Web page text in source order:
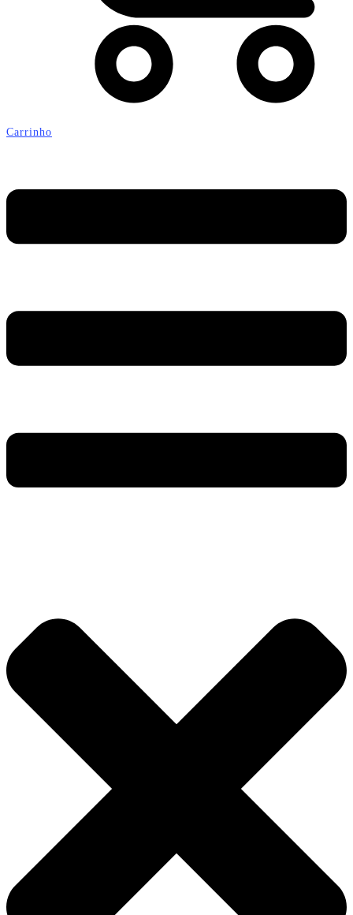
Carrinho